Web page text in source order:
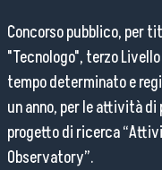
Concorso pubblico, per
"Tecnologo", terzo
tempo determinato e
un anno, per le attività
progetto di ricerca
Observatory”.